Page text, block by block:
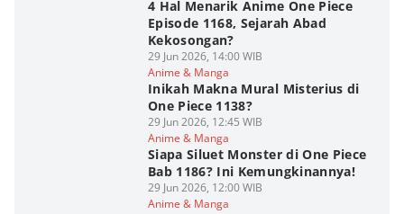
4 Hal Menarik Anime One Piece
Episode 1168, Sejarah Abad
Kekosongan?
29 Jun 2026, 14:00 WIB
Anime & Manga
Inikah Makna Mural Misterius di
One Piece 1138?
29 Jun 2026, 12:45 WIB
Anime & Manga
Siapa Siluet Monster di One Piece
Bab 1186? Ini Kemungkinannya!
29 Jun 2026, 12:00 WIB
Anime & Manga